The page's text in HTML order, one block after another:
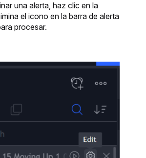
una alerta, haz clic en la
el icono en la barra de alerta
procesar.